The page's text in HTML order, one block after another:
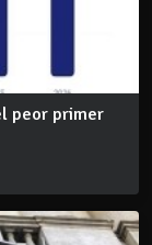
peor primer